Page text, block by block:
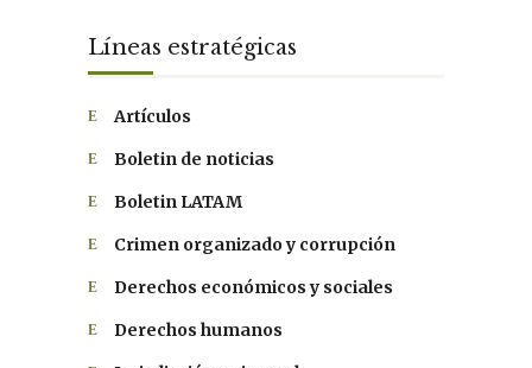
Líneas estratégicas
Artículos
Boletin de noticias
Boletin LATAM
Crimen organizado y corrupción
Derechos económicos y sociales
Derechos humanos